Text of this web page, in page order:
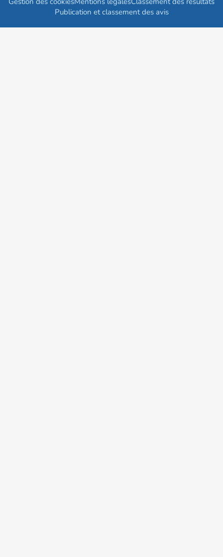
Publication et classement des avis